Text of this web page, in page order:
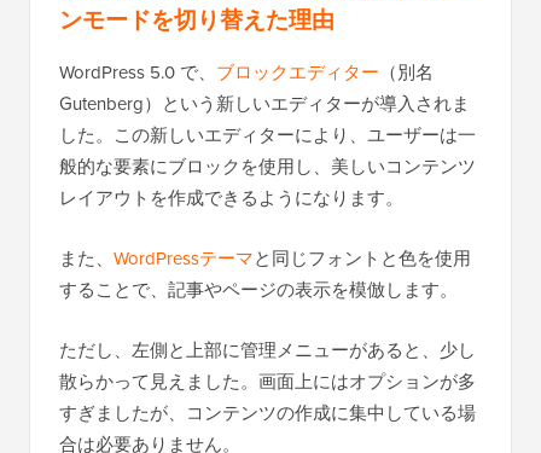
ンモードを切り替えた理由
WordPress 5.0 で、 ブロックエディター （別名
Gutenberg）という新しいエディターが導入されま
した。この新しいエディターにより、ユーザーは一
般的な要素にブロックを使用し、美しいコンテンツ
レイアウトを作成できるようになります。
また、 WordPressテーマと同じフォントと色を使用
することで、記事やページの表示を模倣します。
ただし、左側と上部に管理メニューがあると、少し
散らかって見えました。画面上にはオプションが多
すぎましたが、コンテンツの作成に集中している場
合は必要ありません。